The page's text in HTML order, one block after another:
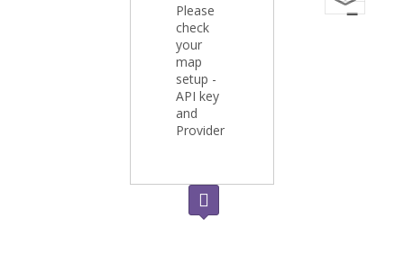
Please
check
your
map
setup -
API key
and
Provider
−